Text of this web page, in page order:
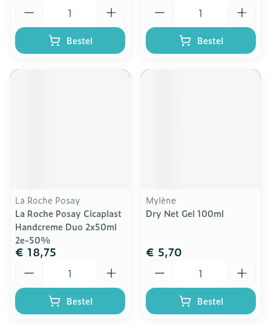
Bestel Bestel
La Roche Posay
La Roche Posay Cicaplast
Handcreme Duo 2x50ml
2e-50%
€ 18,75
Bestel
Mylène
Dry Net Gel 100ml
€ 5,70
Bestel